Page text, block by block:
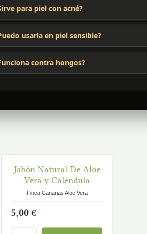
para piel con acné?
usarla en piel sensible?
contra hongos?
EN STOCK
Jabón Natural De Aloe
Vera y Caléndula
Finca Canarias Aloe Vera
5,00 €